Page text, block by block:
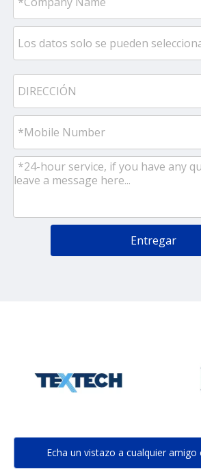
Entregar
Echa un vistazo a cualquier